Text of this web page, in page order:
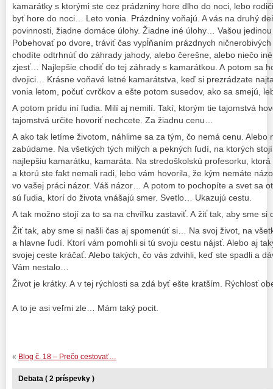
kamarátky s ktorými ste cez prádzniny hore dlho do noci, lebo
byť hore do noci… Leto vonia. Prázdniny voňajú. A vás na druhý
povinnosti, žiadne domáce úlohy. Žiadne iné úlohy… Vašou
Pobehovať po dvore, tráviť čas vypĺňaním prázdnych
chodíte odtrhnúť do záhrady jahody, alebo čerešne, alebo niečo
zjesť… Najlepšie chodiť do tej záhrady s kamarátkou. A potom sa
dvojici… Krásne voňavé letné kamarátstva, keď si prezrádzate
vonia letom, počuť cvrčkov a ešte potom susedov, ako sa smejú,
A potom prídu iní ľudia. Milí aj nemilí. Takí, ktorým tie tajomstvá
tajomstvá určite hovoriť nechcete. Za žiadnu cenu…
A ako tak letíme životom, náhlime sa za tým, čo nemá cenu.
zabúdame. Na všetkých tých milých a pekných ľudí, na ktorých
najlepšiu kamarátku, kamaráta. Na stredoškolskú profesorku,
a ktorú ste fakt nemali radi, lebo vám hovorila, že kým nemáte
vo vašej práci názor. Váš názor… A potom to pochopíte a svet sa
sú ľudia, ktorí do života vnášajú smer. Svetlo… Ukazujú cestu.
A tak možno stojí za to sa na chvíľku zastaviť. A žiť tak, aby sme si
Žiť tak, aby sme si našli čas aj spomenúť si… Na svoj život, na
a hlavne ľudí. Ktorí vám pomohli si tú svoju cestu nájsť. Alebo aj
svojej ceste kráčať. Alebo takých, čo vás zdvihli, keď ste spadli a
Vám nestalo…
Život je krátky. A v tej rýchlosti sa zdá byť ešte kratším. Rýchlosť
A to je asi veľmi zle… Mám taký pocit.
« Blog č. 18 – Prečo cestovať…
Debata ( 2 príspevky )